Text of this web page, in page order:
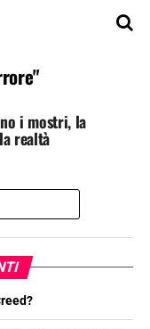
i mostri, la
realtà